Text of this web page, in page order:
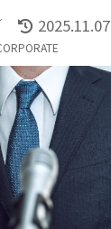
2025.11.07